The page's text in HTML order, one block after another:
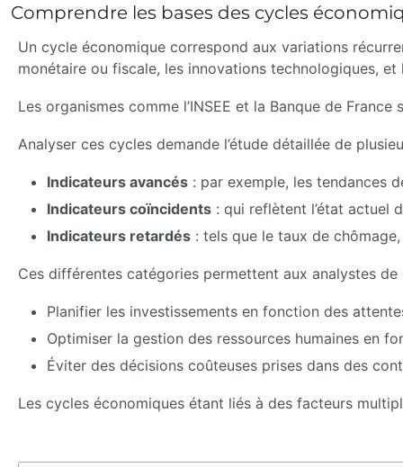
Comprendre les bases des cycles
Un cycle économique correspond aux variations
monétaire ou fiscale, les innovations technologiques,
Les organismes comme l’INSEE et la Banque de
Analyser ces cycles demande l’étude détaillée de
Indicateurs avancés : par exemple, les tendances
Indicateurs coïncidents : qui reflètent l’état actuel
Indicateurs retardés : tels que le taux de
Ces différentes catégories permettent aux analystes
Planifier les investissements en fonction des
Optimiser la gestion des ressources humaines en
Éviter des décisions coûteuses prises dans des
Les cycles économiques étant liés à des facteurs